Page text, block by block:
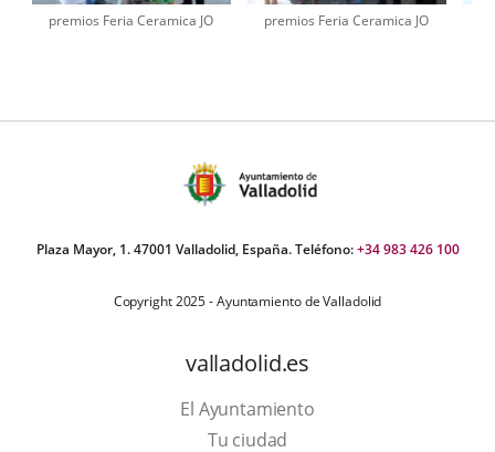
premios Feria Ceramica JO premios Feria Ceramica JO
Plaza Mayor, 1. 47001 Valladolid, España. Teléfono:+34 983 426 100
Copyright 2025 - Ayuntamiento de Valladolid
valladolid.es
El Ayuntamiento
Tu ciudad